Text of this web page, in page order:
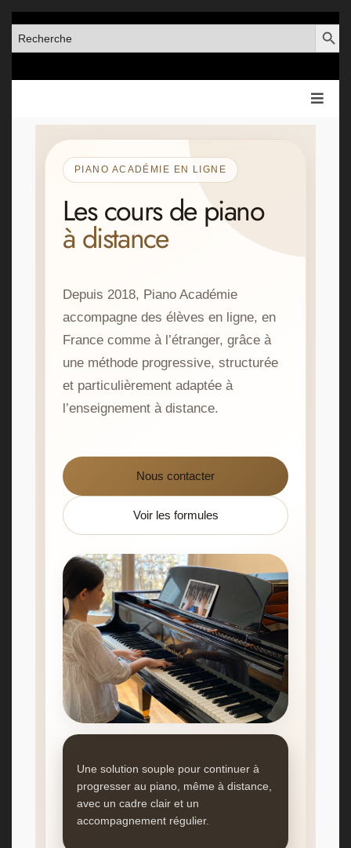
SEARCH
FOR:
SEARCH
PIANO ACADÉMIE EN LIGNE
Les cours de piano
à distance
Depuis 2018, Piano Académie
accompagne des élèves en ligne, en
France comme à l’étranger, grâce à
une méthode progressive, structurée
et particulièrement adaptée à
l’enseignement à distance.
Nous contacter
Voir les formules
Une solution souple pour continuer à
progresser au piano, même à distance,
avec un cadre clair et un
accompagnement régulier.